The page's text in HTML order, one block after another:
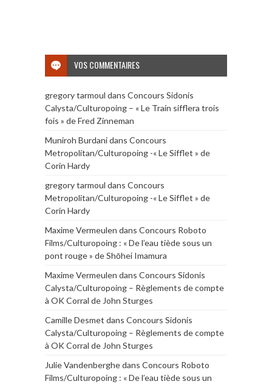
VOS COMMENTAIRES
gregory tarmoul dans Concours Sidonis
Calysta/Culturopoing – « Le Train sifflera trois
fois » de Fred Zinneman
Muniroh Burdanidans Concours
Metropolitan/Culturopoing -« Le Sifflet » de
Corin Hardy
gregory tarmoul dans Concours
Metropolitan/Culturopoing -« Le Sifflet » de
Corin Hardy
Maxime Vermeulen dans Concours Roboto
Films/Culturopoing : « De l’eau tiède sous un
pont rouge » de Shōhei Imamura
Maxime Vermeulen dans Concours Sidonis
Calysta/Culturopoing – Règlements de compte
à OK Corral de John Sturges
Camille Desmet dans Concours Sidonis
Calysta/Culturopoing – Règlements de compte
à OK Corral de John Sturges
Julie Vandenberghedans Concours Roboto
Films/Culturopoing : « De l’eau tiède sous un